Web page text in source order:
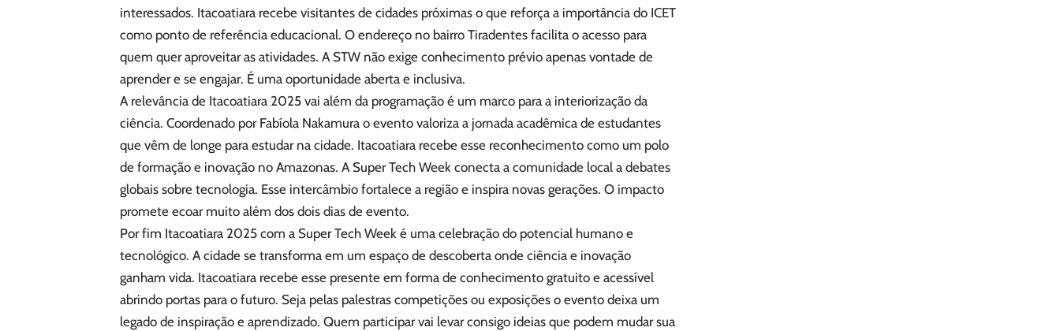
interessados. Itacoatiara recebe visitantes de cidades próximas o que reforça a importância do ICET
como ponto de referência educacional. O endereço no bairro Tiradentes facilita o acesso para
quem quer aproveitar as atividades. A STW não exige conhecimento prévio apenas vontade de
aprender e se engajar. É uma oportunidade aberta e inclusiva.
A relevância de Itacoatiara 2025 vai além da programação é um marco para a interiorização da
ciência. Coordenado por Fabíola Nakamura o evento valoriza a jornada acadêmica de estudantes
que vêm de longe para estudar na cidade. Itacoatiara recebe esse reconhecimento como um polo
de formação e inovação no Amazonas. A Super Tech Week conecta a comunidade local a debates
globais sobre tecnologia. Esse intercâmbio fortalece a região e inspira novas gerações. O impacto
promete ecoar muito além dos dois dias de evento.
Por fim Itacoatiara 2025 com a Super Tech Week é uma celebração do potencial humano e
tecnológico. A cidade se transforma em um espaço de descoberta onde ciência e inovação
ganham vida. Itacoatiara recebe esse presente em forma de conhecimento gratuito e acessível
abrindo portas para o futuro. Seja pelas palestras competições ou exposições o evento deixa um
legado de inspiração e aprendizado. Quem participar vai levar consigo ideias que podem mudar sua